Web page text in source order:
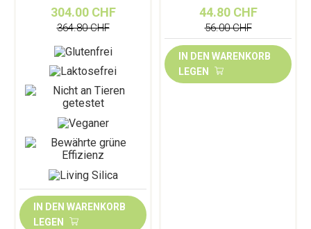
304.00 CHF
364.80 CHF
IN DEN WARENKORB
LEGEN
44.80 CHF
56.00 CHF
IN DEN WARENKORB
LEGEN